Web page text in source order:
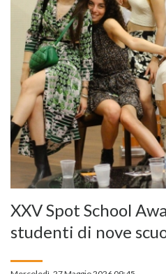
XXV Spot School
studenti di nove